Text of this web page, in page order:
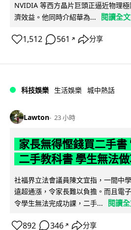
NVIDIA 等西方晶片巨頭正逼近物理
濟效益。他同時介紹華為...
閱讀全文
1,512 561 ↗ 分享
科技娛樂 生活娛樂 城中熱話
Lawton 23 小時
家長無得慳錢買二手書
二手教科書 學生無法
社福界立法會議員陳文宜指，一間中
遠超通漲，令家長難以負擔。而且電
令學生無法完成功課，二手...
閱讀
892 346 ↗ 分享